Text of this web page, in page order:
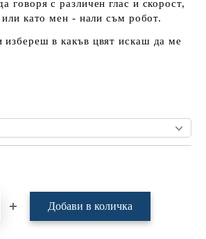
говоря с различен глас и скорост,
или като мен - нали съм робот.
в какъв цвят искаш да ме